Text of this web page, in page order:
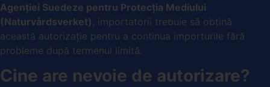
Agenției Suedeze pentru Protecția Mediului
(Naturvårdsverket) , importatorii trebuie să obțină
această autorizație pentru a continua importurile fără
probleme după termenul limită.
Cine are nevoie de autorizare?